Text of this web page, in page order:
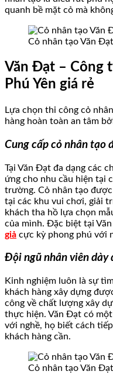
quanh bề mặt cỏ mà
Cỏ nhân tạo Văn
Văn Đạt – Công
Phú Yên giá rẻ
Lựa chọn thi công cỏ
hàng hoàn toàn an tâm
Cung cấp cỏ nhân tạo
Tại Văn Đạt đa dạng các
ứng cho nhu cầu hiện tại
trường. Cỏ nhân tạo
tại các khu vui chơi, giải
khách tha hồ lựa chọn
của mình. Đặc biệt tại
giả cực kỳ phong phú với
Đội ngũ nhân viên dày
Kinh nghiệm luôn là sự
khách hàng xây dựng
công về chất lượng xây
thực hiện. Văn Đạt có
với nghề, họ biết cách
khách hàng cần.
Cỏ nhân tạo Văn